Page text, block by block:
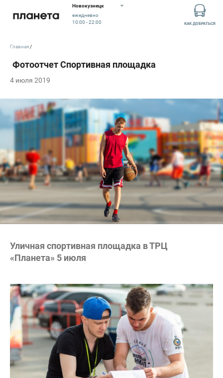
Новокузнецк
ежедневно
10:00 - 22:00
КАК ДОБРАТЬСЯ
4 июля 2019
Главная
Уличная спортивная площадка в ТРЦ
«Планета» 5 июля